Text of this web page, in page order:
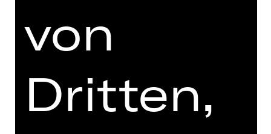
SCHAUSPIEL
DER PRO­ZESS
von Franz Kafka
Vorstellung
von
Dritten,